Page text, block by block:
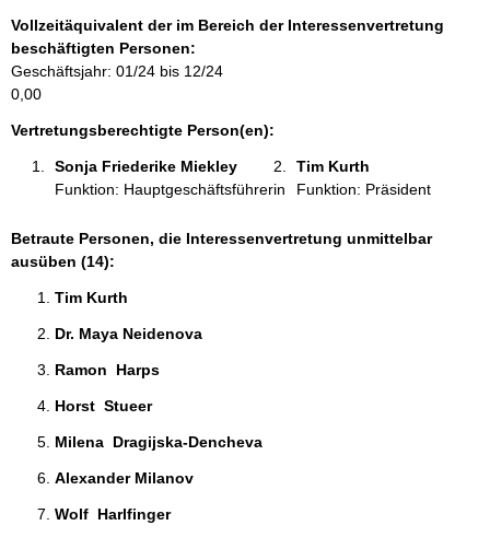
i
o
n
e
n
Vollzeitäquivalent der im Bereich der Interessenvertretung
beschäftigten Personen:
Geschäftsjahr: 01/24 bis 12/24
0,00
Vertretungsberechtigte Person(en):
Sonja Friederike Miekley
Funktion: Hauptgeschäftsführerin
Tim Kurth
Funktion: Präsident
Betraute Personen, die Interessenvertretung unmittelbar
ausüben (14):
Tim Kurth
Dr. Maya Neidenova
Ramon  Harps
Horst  Stueer
Milena  Dragijska-Dencheva
Alexander Milanov
Wolf  Harlfinger